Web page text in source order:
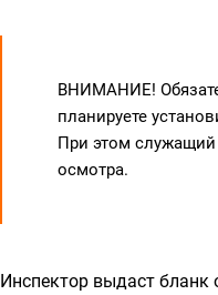
ВНИМАНИЕ!
планируете
При этом служащий
осмотра.
Инспектор выдаст бланк